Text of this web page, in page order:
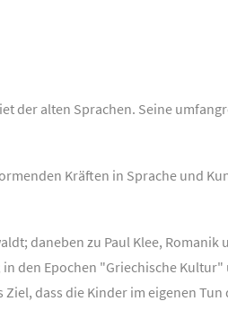
der alten Sprachen. Seine
Kräften in Sprache und
daneben zu Paul Klee, Romanik
den Epochen "Griechische Kultur"
dass die Kinder im eigenen Tun